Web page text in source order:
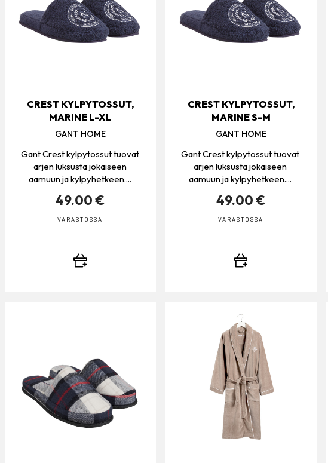
CREST KYLPYTOSSUT,
MARINE L-XL
GANT HOME
Gant Crest kylpytossut tuovat
arjen luksusta jokaiseen
aamuun ja kylpyhetkeen....
49.00 €
VARASTOSSA
CREST KYLPYTOSSUT,
MARINE S-M
GANT HOME
Gant Crest kylpytossut tuovat
arjen luksusta jokaiseen
aamuun ja kylpyhetkeen....
49.00 €
VARASTOSSA